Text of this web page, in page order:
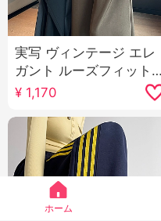
実写 ヴィンテージ エレ
ガント ルーズフィット
カジュアル スラックス
女性 2025 春 新品 ハイ
ウエスト スリム効果 垂
感 フロアレングス ズボ
ン 長ズボン
¥ 1,170
ホーム